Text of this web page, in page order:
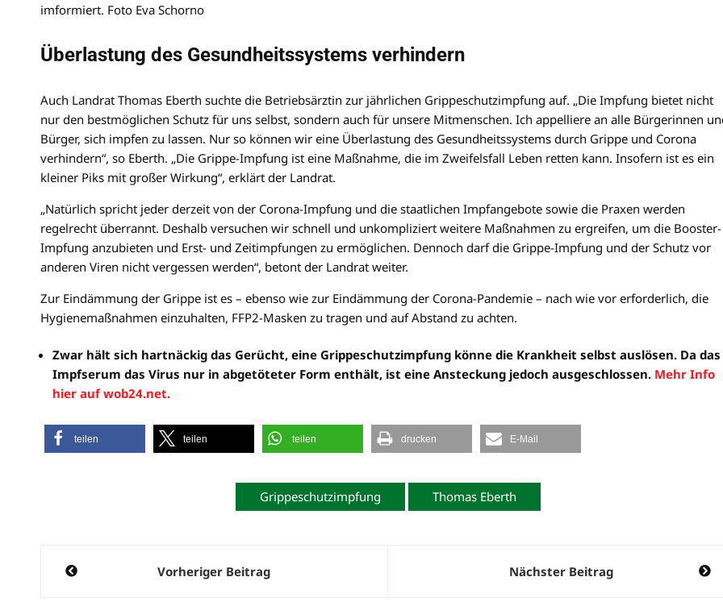
imformiert. Foto Eva Schorno
Überlastung des Gesundheitssystems verhindern
Auch Landrat Thomas Eberth suchte die Betriebsärztin zur jährlichen Grippeschutzimpfung auf. „Die Impfung bietet nicht
nur den bestmöglichen Schutz für uns selbst, sondern auch für unsere Mitmenschen. Ich appelliere an alle Bürgerinnen
Bürger, sich impfen zu lassen. Nur so können wir eine Überlastung des Gesundheitssystems durch Grippe und Corona
verhindern“, so Eberth. „Die Grippe-Impfung ist eine Maßnahme, die im Zweifelsfall Leben retten kann. Insofern ist es ein
kleiner Piks mit großer Wirkung“, erklärt der Landrat.
„Natürlich spricht jeder derzeit von der Corona-Impfung und die staatlichen Impfangebote sowie die Praxen werden
regelrecht überrannt. Deshalb versuchen wir schnell und unkompliziert weitere Maßnahmen zu ergreifen, um die Booster-
Impfung anzubieten und Erst- und Zeitimpfungen zu ermöglichen. Dennoch darf die Grippe-Impfung und der Schutz vor
anderen Viren nicht vergessen werden“, betont der Landrat weiter.
Zur Eindämmung der Grippe ist es – ebenso wie zur Eindämmung der Corona-Pandemie – nach wie vor erforderlich, die
Hygienemaßnahmen einzuhalten, FFP2-Masken zu tragen und auf Abstand zu achten.
Zwar hält sich hartnäckig das Gerücht, eine Grippeschutzimpfung könne die Krankheit selbst auslösen. Da das
Impfserum das Virus nur in abgetöteter Form enthält, ist eine Ansteckung jedoch ausgeschlossen. Mehr Info
hier auf wob24.net.
teilen teilen teilen drucken E-Mail
Grippeschutzimpfung Thomas Eberth
Beitragsnavigation
Vorheriger Beitrag Nächster Beitrag